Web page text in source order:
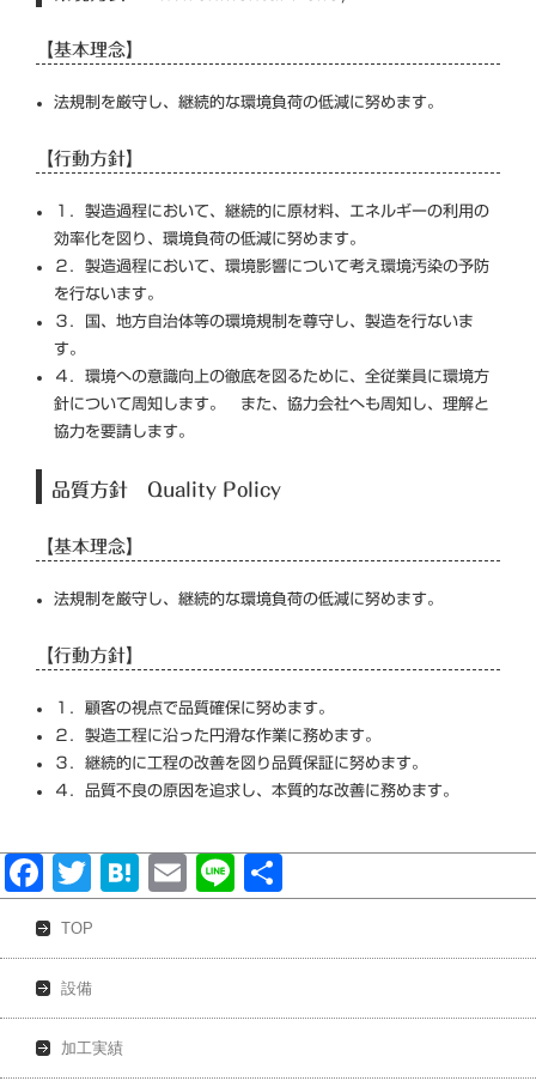
【基本理念】
法規制を厳守し、継続的な環境負荷の低減に努めます。
【行動方針】
１．製造過程において、継続的に原材料、エネルギーの利用の
効率化を図り、環境負荷の低減に努めます。
２．製造過程において、環境影響について考え環境汚染の予防
を行ないます。
３．国、地方自治体等の環境規制を尊守し、製造を行ないま
す。
４．環境への意識向上の徹底を図るために、全従業員に環境方
針について周知します。 また、協力会社へも周知し、理解と
協力を要請します。
品質方針 Quality Policy
【基本理念】
法規制を厳守し、継続的な環境負荷の低減に努めます。
【行動方針】
１．顧客の視点で品質確保に努めます。
２．製造工程に沿った円滑な作業に務めます。
３．継続的に工程の改善を図り品質保証に努めます。
４．品質不良の原因を追求し、本質的な改善に務めます。
Face Twitt Hate Emai Line
TOP
設備
加工実績